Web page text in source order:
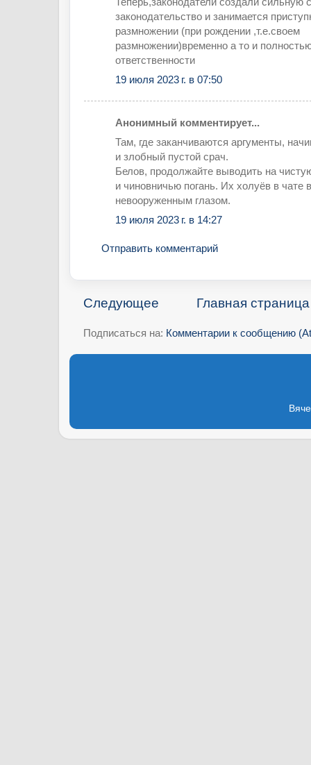
законодательство и занимается
размножении (при рождении ,т.е.своем
размножении)временно а то и
ответственности
19 июля 2023 г. в 07:50
Анонимный комментирует...
Там, где заканчиваются аргументы,
и злобный пустой срач.
Белов, продолжайте выводить на
и чиновничью погань. Их холуёв в чате
невооруженным глазом.
19 июля 2023 г. в 14:27
Отправить комментарий
Следующее Главная страница
Подписаться на: Комментарии к сообщению